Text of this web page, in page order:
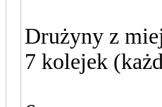
Drużyny z
7 kolejek